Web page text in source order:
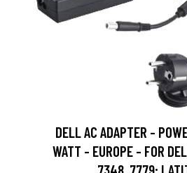
DELL AC ADAPTER -
WATT - EUROPE - FOR